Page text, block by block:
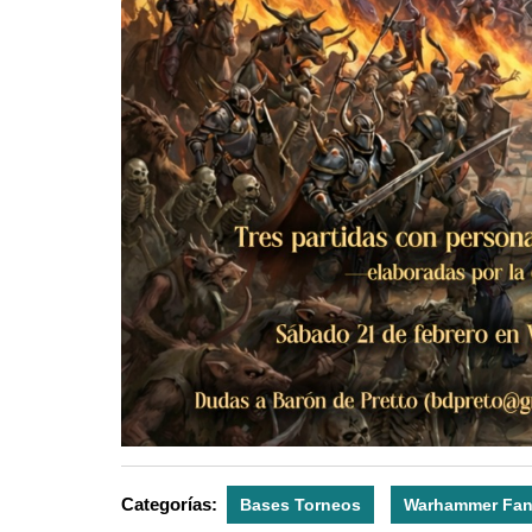
Categorías: Bases Torneos Warhammer